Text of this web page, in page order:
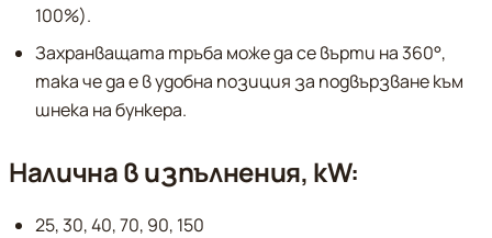
100%).
Захранващата тръба може да се върти на 360°,
така че да е в удобна позиция за подвързване към
шнека на бункера.
Налична в изпълнения, kW:
25, 30, 40, 70, 90, 150